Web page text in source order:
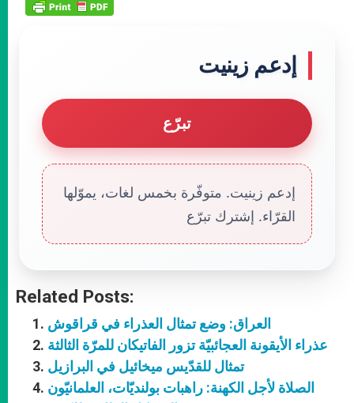
إدعم زينيت
تبرّع
إدعم زينيت. متوفّرة بخمس لغات، يموّلها
القرّاء. إشترك تبرّع
Related Posts:
العراق: وضع تمثال العذراء في قراقوش
عذراء الأيقونة العجائبيّة تزور الفاتيكان للمرّة الثالثة
تمثال للقدّيس ميخائيل في البرازيل
الصلاة لأجل الكهنة: راهبات بولنديّات، العلمانيّون